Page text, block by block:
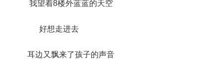
我望着8楼外蓝蓝的天空
好想走进去
耳边又飘来了孩子的声音